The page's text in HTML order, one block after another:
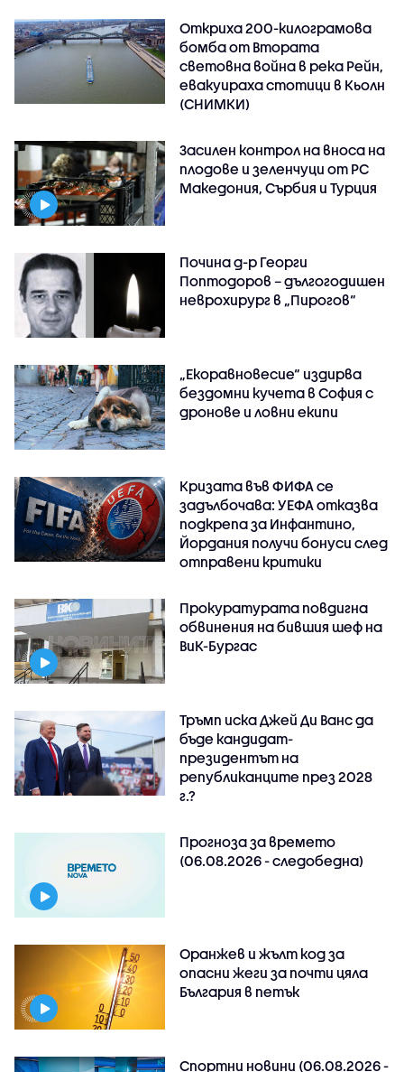
Откриха 200-килограмова
бомба от Втората
световна война в река Рейн,
евакуираха стотици в Кьолн
(СНИМКИ)
Засилен контрол на вноса на
плодове и зеленчуци от РС
Македония, Сърбия и Турция
Почина д-р Георги
Поптодоров – дългогодишен
неврохирург в „Пирогов“
„Екоравновесие“ издирва
бездомни кучета в София с
дронове и ловни екипи
Кризата във ФИФА се
задълбочава: УЕФА отказва
подкрепа за Инфантино,
Йордания получи бонуси след
отправени критики
Прокуратурата повдигна
обвинения на бившия шеф на
ВиК-Бургас
Тръмп иска Джей Ди Ванс да
бъде кандидат-
президентът на
републиканците през 2028
г.?
Прогноза за времето
(06.08.2026 - следобедна)
Оранжев и жълт код за
опасни жеги за почти цяла
България в петък
Спортни новини (06.08.2026 -